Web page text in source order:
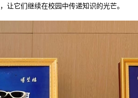
让它们继续在校园中传递知识的光芒。